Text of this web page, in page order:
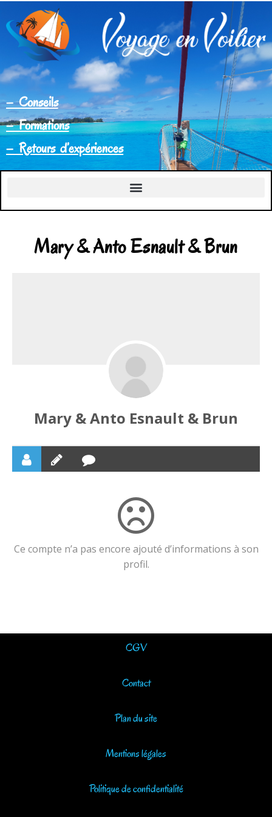
– Conseils
– Formations
– Retours d’expériences
Mary & Anto Esnault & Brun
Mary & Anto Esnault & Brun
Ce compte n’a pas encore ajouté d’informations à son
profil.
CGV
Contact
Plan du site
Mentions légales
Politique de confidentialité